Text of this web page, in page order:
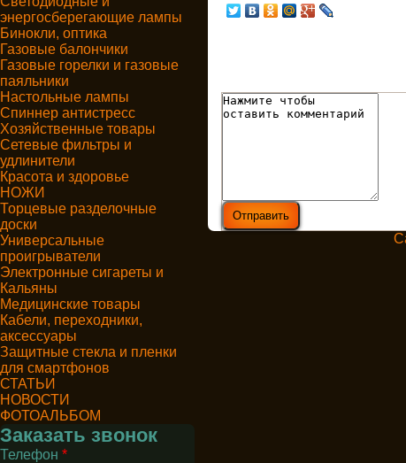
энергосберегающие лампы
Бинокли, оптика
Газовые балончики
Газовые горелки и газовые
паяльники
Настольные лампы
Спиннер антистресс
Хозяйственные товары
Сетевые фильтры и
удлинители
Красота и здоровье
НОЖИ
Торцевые разделочные
доски
Универсальные
проигрыватели
Электронные сигареты и
Кальяны
Медицинские товары
Кабели, переходники,
аксессуары
Защитные стекла и пленки
для смартфонов
СТАТЬИ
НОВОСТИ
ФОТОАЛЬБОМ
Заказать звонок
Телефон *